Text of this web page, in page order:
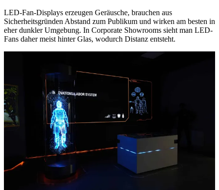
LED-Fan-Displays erzeugen Geräusche, brauchen aus
Sicherheitsgründen Abstand zum Publikum und wirken am besten in
eher dunkler Umgebung. In Corporate Showrooms sieht man LED-
Fans daher meist hinter Glas, wodurch Distanz entsteht.